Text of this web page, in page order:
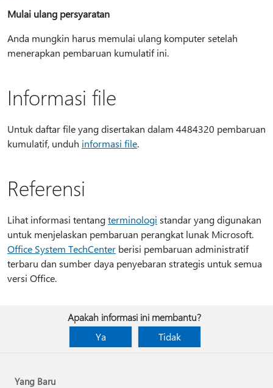
Mulai ulang persyaratan
Anda mungkin harus memulai ulang komputer setelah
menerapkan pembaruan kumulatif ini.
Informasi file
Untuk daftar file yang disertakan dalam 4484320 pembaruan
kumulatif, unduh informasi file.
Referensi
Lihat informasi tentangterminologi standar yang digunakan
untuk menjelaskan pembaruan perangkat lunak Microsoft.
Office System TechCenter berisi pembaruan administratif
terbaru dan sumber daya penyebaran strategis untuk semua
versi Office.
Apakah informasi ini membantu?
Ya
Tidak
Yang Baru